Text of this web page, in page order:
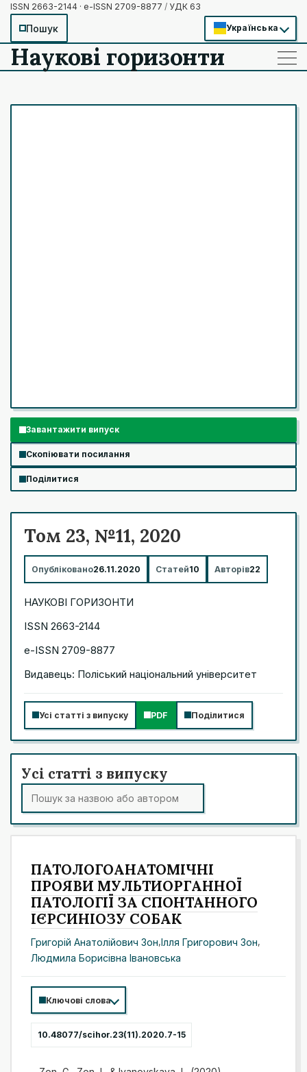
ISSN 2663-2144 · e-ISSN 2709-8877 / УДК 63
Пошук Українська
Наукові горизонти ——
——
——
Завантажити випуск
Скопіювати посилання
Поділитися
Том 23, №11, 2020
Опубліковано26.11.2020 Статей10 Авторів22
НАУКОВІ ГОРИЗОНТИ
ISSN 2663-2144
e-ISSN 2709-8877
Видавець: Поліський національний університет
Усі статті з випуску PDF Поділитися
Усі статті з випуску
ПАТОЛОГОАНАТОМІЧНІ
ПРОЯВИ МУЛЬТИОРГАННОЇ
ПАТОЛОГІЇ ЗА СПОНТАННОГО
ІЄРСИНІОЗУ СОБАК
Григорій Анатолійович Зон,Ілля Григорович Зон,
Людмила Борисівна Івановська
Ключові слова
10.48077/scihor.23(11).2020.7-15